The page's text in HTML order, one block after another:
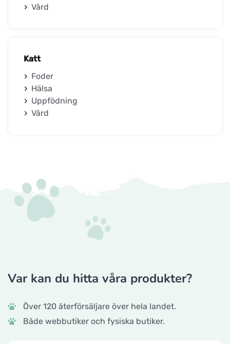
Vård
Katt
Foder
Hälsa
Uppfödning
Vård
Var kan du hitta våra produkter?
Över 120 återförsäljare över hela landet.
Både webbutiker och fysiska butiker.